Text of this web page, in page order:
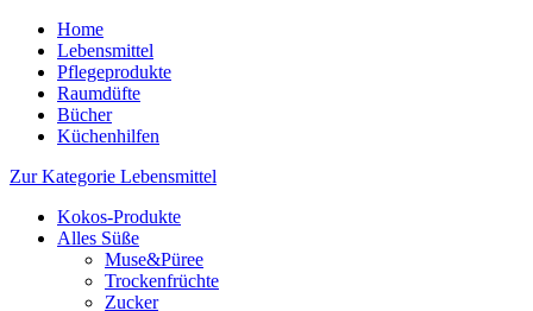
Home
Lebensmittel
Pflegeprodukte
Raumdüfte
Bücher
Küchenhilfen
Zur Kategorie Lebensmittel
Kokos-Produkte
Alles Süße
Muse&Püree
Trockenfrüchte
Zucker